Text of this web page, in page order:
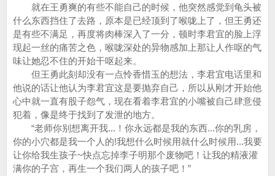
就在王勇爽的有些不能自己的时候，他突然感觉到龟头被
什么东西挡住了去路，原本是已经顶到了喉咙上了，但王勇还
是有些不满足，再度将肉棒深入了一分，顿时李君宜的脸上浮
现起一丝的痛苦之色，喉咙深处的异物感加上那让人作呕的气
味让她忍不住的开始干呕起来。
但王勇此刻却没有一点怜香惜玉的想法，李君宜电话里和
他说的话让他认为李君宜这是要抛弃自己，所以从刚才开始他
心中就一直有股子怨气，现在看着李君宜的小嘴被自己肆意侵
犯着，像是终于找到了发泄的地方。
“老师你别想离开我...！你永远都是我的东西...你的乳房，
你的小穴都是我一个人的!我想什么时候用就什么时候用...我要
让你给我生孩子~快点忘掉李子明那个废物吧！让我的精液灌
满你的子宫，再生一个我们两人的孩子吧！”